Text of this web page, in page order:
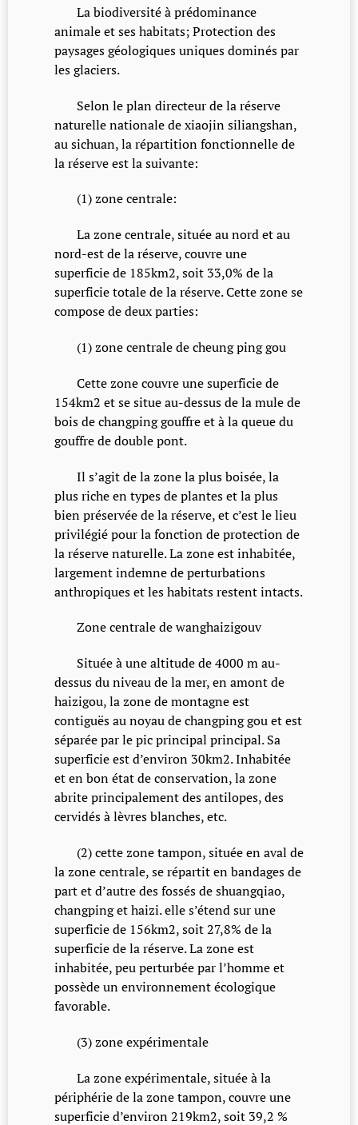
La biodiversité à prédominance
animale et ses habitats; Protection des
paysages géologiques uniques dominés par
les glaciers.
Selon le plan directeur de la réserve
naturelle nationale de xiaojin siliangshan,
au sichuan, la répartition fonctionnelle de
la réserve est la suivante:
(1) zone centrale:
La zone centrale, située au nord et au
nord-est de la réserve, couvre une
superficie de 185km2, soit 33,0% de la
superficie totale de la réserve. Cette zone se
compose de deux parties:
(1) zone centrale de cheung ping gou
Cette zone couvre une superficie de
154km2 et se situe au-dessus de la mule de
bois de changping gouffre et à la queue du
gouffre de double pont.
Il s’agit de la zone la plus boisée, la
plus riche en types de plantes et la plus
bien préservée de la réserve, et c’est le lieu
privilégié pour la fonction de protection de
la réserve naturelle. La zone est inhabitée,
largement indemne de perturbations
anthropiques et les habitats restent intacts.
Zone centrale de wanghaizigouv
Située à une altitude de 4000 m au-
dessus du niveau de la mer, en amont de
haizigou, la zone de montagne est
contiguës au noyau de changping gou et est
séparée par le pic principal principal. Sa
superficie est d’environ 30km2. Inhabitée
et en bon état de conservation, la zone
abrite principalement des antilopes, des
cervidés à lèvres blanches, etc.
(2) cette zone tampon, située en aval de
la zone centrale, se répartit en bandages de
part et d’autre des fossés de shuangqiao,
changping et haizi. elle s’étend sur une
superficie de 156km2, soit 27,8% de la
superficie de la réserve. La zone est
inhabitée, peu perturbée par l’homme et
possède un environnement écologique
favorable.
(3) zone expérimentale
La zone expérimentale, située à la
périphérie de la zone tampon, couvre une
superficie d’environ 219km2, soit 39,2 %